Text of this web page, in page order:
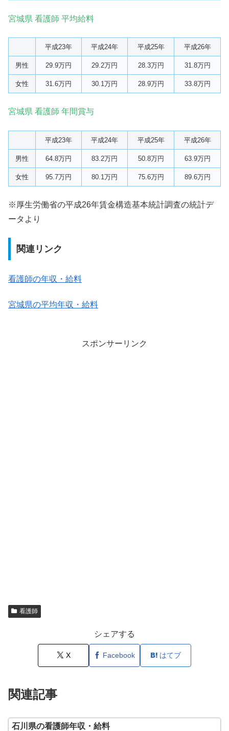
宮城県 看護師 平均給料
平成23年 平成24年 平成25年 平成26年
男性 29.9万円 29.2万円 28.3万円 31.8万円
女性 31.6万円 30.1万円 28.9万円 33.8万円
宮城県 看護師 年間賞与
平成23年 平成24年 平成25年 平成26年
男性 64.8万円 83.2万円 50.8万円 63.9万円
女性 95.7万円 80.1万円 75.6万円 89.6万円
※厚生労働省の平成26年賃金構造基本統計調査の統計デ
ータより
関連リンク
看護師の年収・給料
宮城県の平均年収・給料
スポンサーリンク
看護師
シェアする
X Facebook はてブ
関連記事
石川県の看護師年収・給料